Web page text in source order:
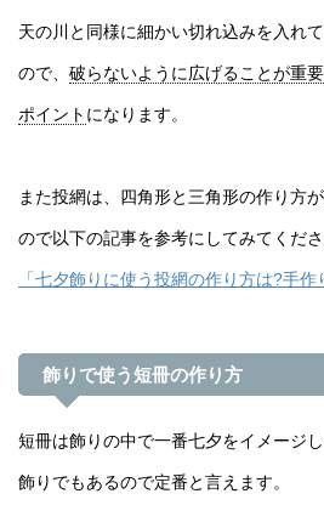
天の川と同様に細かい切れ込みを入れて
ので、 破らないように広げることが重
ポイント になります。
また投網は、四角形と三角形の作り方
ので以下の記事を参考にしてみてくださ
「七夕飾りに使う投網の作り方は?手作
飾りで使う短冊の作り方
短冊は飾りの中で一番七夕をイメージ
飾りでもあるので定番と言えます。